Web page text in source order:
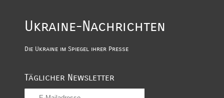
Ukraine-Nachrichten
Die Ukraine im Spiegel ihrer Presse
Täglicher Newsletter